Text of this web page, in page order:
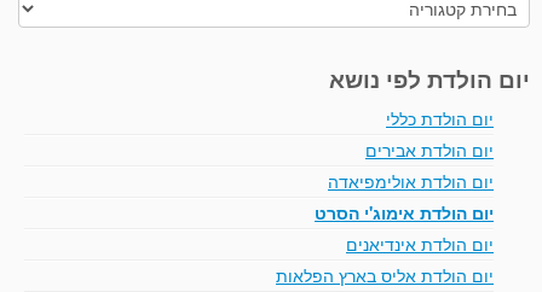
יום הולדת לפי נושא
יום הולדת כללי
יום הולדת אבירים
יום הולדת אולימפיאדה
יום הולדת אימוג'י הסרט
יום הולדת אינדיאנים
יום הולדת אליס בארץ הפלאות